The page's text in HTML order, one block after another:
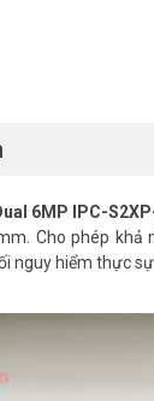
6MP IPC-
Cho phép
nguy hiểm thực sự.